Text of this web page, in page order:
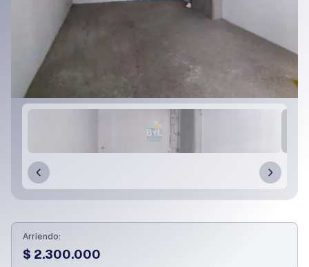
Arriendo:
$ 2.300.000